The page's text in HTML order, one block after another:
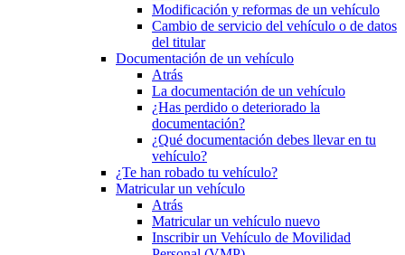
Modificación y reformas de un vehículo
Cambio de servicio del vehículo o de datos
del titular
Documentación de un vehículo
Atrás
La documentación de un vehículo
¿Has perdido o deteriorado la
documentación?
¿Qué documentación debes llevar en tu
vehículo?
¿Te han robado tu vehículo?
Matricular un vehículo
Atrás
Matricular un vehículo nuevo
Inscribir un Vehículo de Movilidad